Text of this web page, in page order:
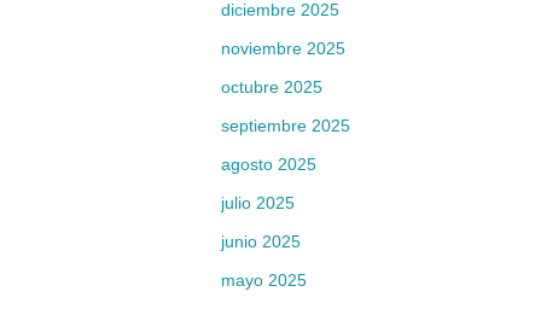
diciembre 2025
noviembre 2025
octubre 2025
septiembre 2025
agosto 2025
julio 2025
junio 2025
mayo 2025